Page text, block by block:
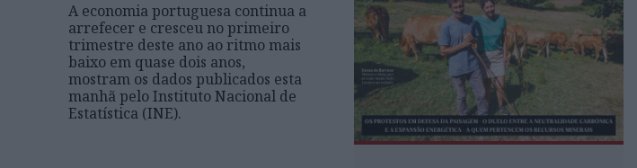
A economia portuguesa continua a
arrefecer e cresceu no primeiro
trimestre deste ano ao ritmo mais
baixo em quase dois anos,
mostram os dados publicados esta
manhã pelo Instituto Nacional de
Estatística (INE).